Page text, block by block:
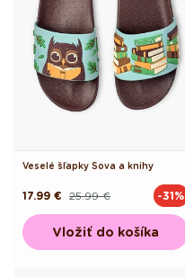
Veselé šľapky Sova a knihy
Pôvodná25.99 €
Akciová
17.99 € -31%
Vložiť do košíka